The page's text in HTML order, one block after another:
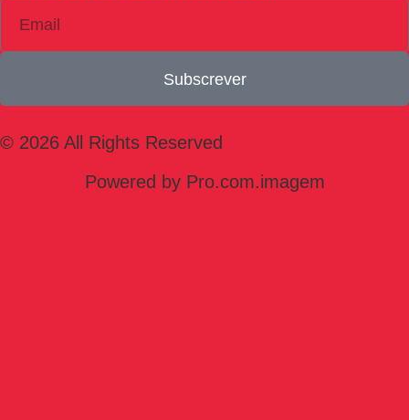
Subscrever
© 2026 All Rights Reserved
Powered by Pro.com.imagem